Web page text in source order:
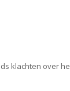
klachten over